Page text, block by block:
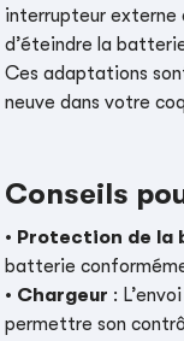
interrupteur externe
d’éteindre la
Ces adaptations
neuve dans votre
Conseils
• Protection de la
batterie
• Chargeur :
permettre son